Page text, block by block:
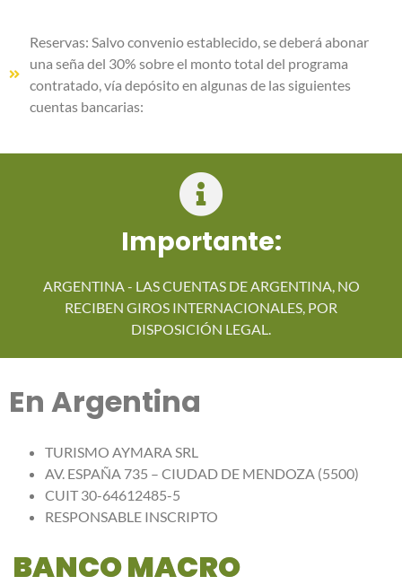
Reservas: Salvo convenio establecido, se deberá abonar
una seña del 30% sobre el monto total del programa
contratado, vía depósito en algunas de las siguientes
cuentas bancarias:
Importante:
ARGENTINA - LAS CUENTAS DE ARGENTINA, NO
RECIBEN GIROS INTERNACIONALES, POR
DISPOSICIÓN LEGAL.
En Argentina
TURISMO AYMARA SRL
AV. ESPAÑA 735 – CIUDAD DE MENDOZA (5500)
CUIT 30-64612485-5
RESPONSABLE INSCRIPTO
BANCO MACRO